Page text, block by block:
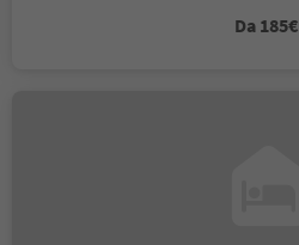
Da 185€